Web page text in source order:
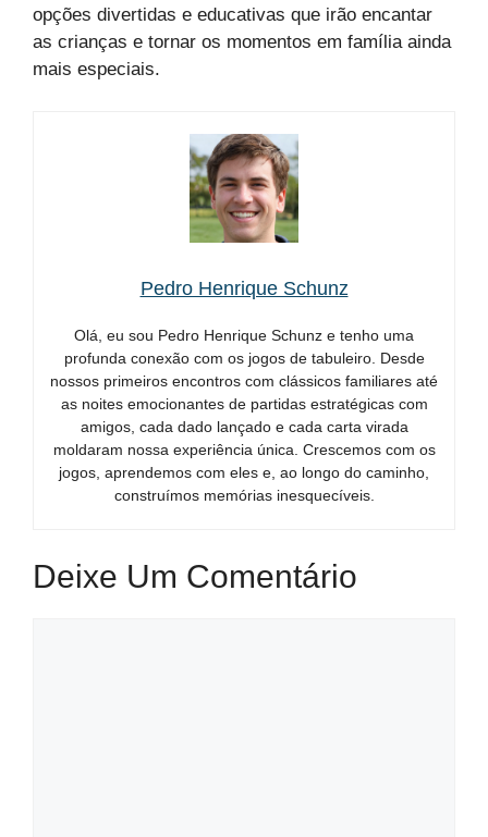
opções divertidas e educativas que irão encantar
as crianças e tornar os momentos em família ainda
mais especiais.
Pedro Henrique Schunz
Olá, eu sou Pedro Henrique Schunz e tenho uma
profunda conexão com os jogos de tabuleiro. Desde
nossos primeiros encontros com clássicos familiares até
as noites emocionantes de partidas estratégicas com
amigos, cada dado lançado e cada carta virada
moldaram nossa experiência única. Crescemos com os
jogos, aprendemos com eles e, ao longo do caminho,
construímos memórias inesquecíveis.
Deixe Um Comentário